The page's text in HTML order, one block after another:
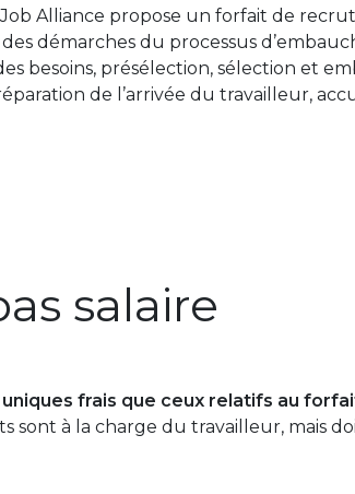
Alliance propose un forfait de
démarches du processus
besoins, présélection, sélection et
de l’arrivée du travailleur,
salaire
uniques frais que ceux relatifs au
sont à la charge du travailleur, mais